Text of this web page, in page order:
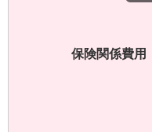
保険関係費用